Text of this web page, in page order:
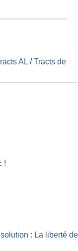
AL /Tracts de
!
: La liberté de